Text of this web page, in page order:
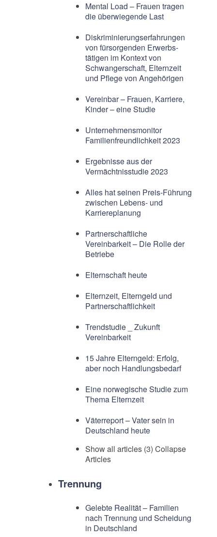
Mental Load – Frauen tragen
die überwiegende Last
Diskriminierungserfahrungen
von fürsorgenden Erwerbs-
tätigen im Kontext von
Schwangerschaft, Elternzeit
und Pflege von Angehörigen
Vereinbar – Frauen, Karriere,
Kinder – eine Studie
Unternehmensmonitor
Familienfreundlichkeit 2023
Ergebnisse aus der
Vermächtnisstudie 2023
Alles hat seinen Preis-Führung
zwischen Lebens- und
Karriereplanung
Partnerschaftliche
Vereinbarkeit – Die Rolle der
Betriebe
Elternschaft heute
Elternzeit, Elterngeld und
Partnerschaftlichkeit
Trendstudie _ Zukunft
Vereinbarkeit
15 Jahre Elterngeld: Erfolg,
aber noch Handlungsbedarf
Eine norwegische Studie zum
Thema Elternzeit
Väterreport – Vater sein in
Deutschland heute
Show all articles (3) Collapse
Articles
Trennung
Gelebte Realität – Familien
nach Trennung und Scheidung
in Deutschland